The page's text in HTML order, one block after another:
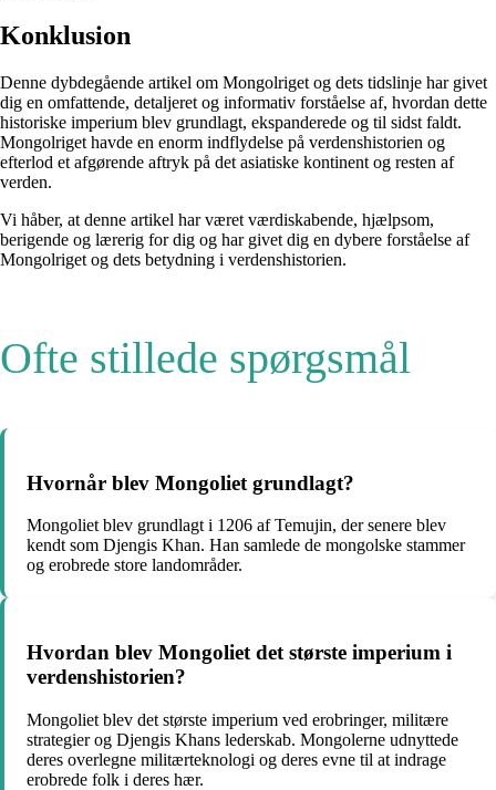
Konklusion
Denne dybdegående artikel om Mongolriget og dets tidslinje har givet
dig en omfattende, detaljeret og informativ forståelse af, hvordan dette
historiske imperium blev grundlagt, ekspanderede og til sidst faldt.
Mongolriget havde en enorm indflydelse på verdenshistorien og
efterlod et afgørende aftryk på det asiatiske kontinent og resten af
verden.
Vi håber, at denne artikel har været værdiskabende, hjælpsom,
berigende og lærerig for dig og har givet dig en dybere forståelse af
Mongolriget og dets betydning i verdenshistorien.
Ofte stillede spørgsmål
Hvornår blev Mongoliet grundlagt?
Mongoliet blev grundlagt i 1206 af Temujin, der senere blev
kendt som Djengis Khan. Han samlede de mongolske stammer
og erobrede store landområder.
Hvordan blev Mongoliet det største imperium i
verdenshistorien?
Mongoliet blev det største imperium ved erobringer, militære
strategier og Djengis Khans lederskab. Mongolerne udnyttede
deres overlegne militærteknologi og deres evne til at indrage
erobrede folk i deres hær.